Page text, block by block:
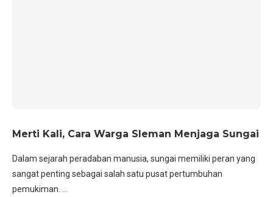
Merti Kali, Cara Warga Sleman Menjaga Sungai
Dalam sejarah peradaban manusia, sungai memiliki peran yang
sangat penting sebagai salah satu pusat pertumbuhan
pemukiman. …